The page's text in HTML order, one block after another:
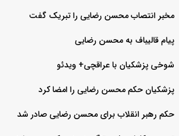
مخبر انتصاب محسن رضایی را تبریک گفت
پیام قالیباف به محسن رضایی
شوخی پزشکیان با عراقچی+ ویدئو
پزشکیان حکم محسن رضایی را امضا کرد
حکم رهبر انقلاب برای محسن رضایی صادر شد